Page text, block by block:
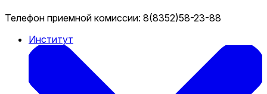
Телефон приемной комиссии: 8(8352)58-23-88
Институт